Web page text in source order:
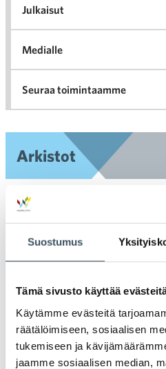
Suostumus
Tämä sivusto käyttää
Käytämme evästeitä
räätälöimiseen, sosiaalisen
tukemiseen ja
jaamme sosiaalisen median,
Julkaisut
Medialle
Seuraa toimintaamme
Arkistot
2026
2024
2022